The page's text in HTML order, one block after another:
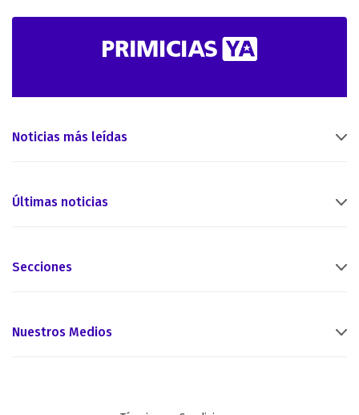
Noticias más leídas
Últimas noticias
Secciones
Nuestros Medios